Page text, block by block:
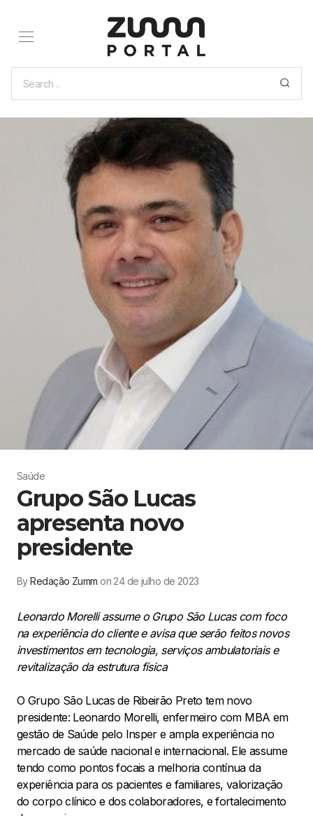
Saúde
Grupo São Lucas
apresenta novo
presidente
ByRedação Zumm on 24 de julho de 2023
Leonardo Morelli assume o Grupo São Lucas com foco
na experiência do cliente e avisa que serão feitos novos
investimentos em tecnologia, serviços ambulatoriais e
revitalização da estrutura física
O Grupo São Lucas de Ribeirão Preto tem novo
presidente: Leonardo Morelli, enfermeiro com MBA em
gestão de Saúde pelo Insper e ampla experiência no
mercado de saúde nacional e internacional. Ele assume
tendo como pontos focais a melhoria contínua da
experiência para os pacientes e familiares, valorização
do corpo clínico e dos colaboradores, e fortalecimento